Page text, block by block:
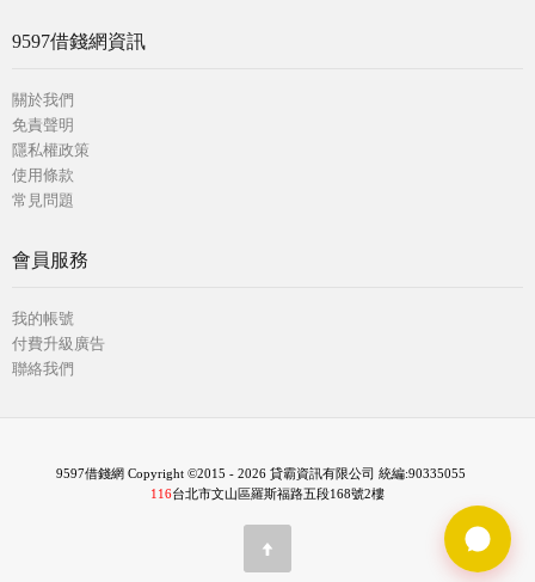
9597借錢網資訊
關於我們
免責聲明
隱私權政策
使用條款
常見問題
會員服務
我的帳號
付費升級廣告
聯絡我們
9597借錢網 Copyright ©2015 - 2026 貸霸資訊有限公司 統編:90335055
116台北市文山區羅斯福路五段168號2樓